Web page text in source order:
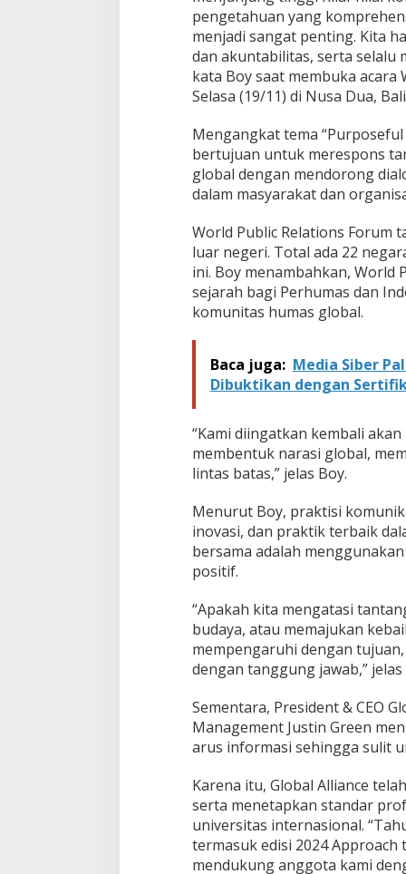
pengetahuan yang
menjadi sangat penting. Kita
dan akuntabilitas, serta selalu
kata Boy saat membuka acara
Selasa (19/11) di Nusa Dua,
Mengangkat tema “Purposeful
bertujuan untuk merespons
global dengan mendorong
dalam masyarakat dan
World Public Relations Forum
luar negeri. Total ada 22
ini. Boy menambahkan, World
sejarah bagi Perhumas dan
komunitas humas global.
Baca juga: Media Siber
Dibuktikan dengan
“Kami diingatkan kembali
membentuk narasi global,
lintas batas,” jelas Boy.
Menurut Boy, praktisi
inovasi, dan praktik terbaik
bersama adalah
positif.
“Apakah kita mengatasi
budaya, atau memajukan
mempengaruhi dengan
dengan tanggung jawab,” jelas
Sementara, President & CEO
Management Justin Green
arus informasi sehingga sulit
Karena itu, Global Alliance
serta menetapkan standar
universitas internasional.
termasuk edisi 2024 Approach
mendukung anggota kami